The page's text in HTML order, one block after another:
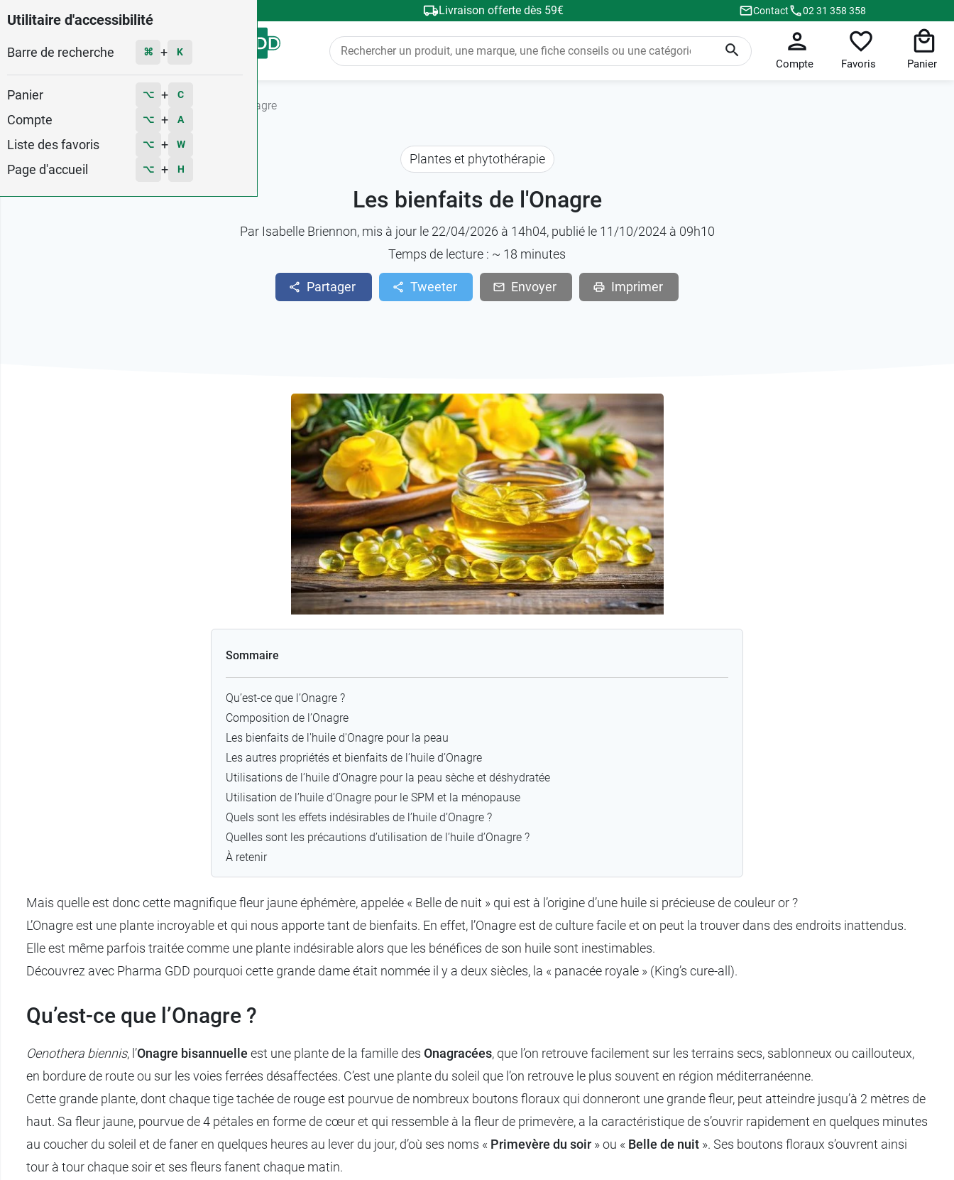
Utilitaire d'accessibilité
Barre de recherche ⌘ + K
Panier ⌥ + C
Compte ⌥ + A
Liste des favoris ⌥ + W
Page d'accueil ⌥ + H
Livraison offerte dès 59€ Contact 02 31 358 358
Menu
Compte Favoris Panier
Les bienfaits de l'Onagre
Plantes et phytothérapie
Les bienfaits de l'Onagre
Par Isabelle Briennon, mis à jour le 22/04/2026 à 14h04, publié le 11/10/2024 à 09h10
Temps de lecture : ~ 18 minutes
Partager Tweeter Envoyer Imprimer
Sommaire
Qu’est-ce que l’Onagre ?
Composition de l’Onagre
Les bienfaits de l'huile d'Onagre pour la peau
Les autres propriétés et bienfaits de l’huile d’Onagre
Utilisations de l’huile d’Onagre pour la peau sèche et déshydratée
Utilisation de l’huile d’Onagre pour le SPM et la ménopause
Quels sont les effets indésirables de l’huile d’Onagre ?
Quelles sont les précautions d’utilisation de l’huile d’Onagre ?
À retenir
Mais quelle est donc cette magnifique fleur jaune éphémère, appelée « Belle de nuit » qui est à l’origine d’une huile si précieuse de couleur or ?
L’Onagre est une plante incroyable et qui nous apporte tant de bienfaits. En effet, l’Onagre est de culture facile et on peut la trouver dans des endroits inattendus.
Elle est même parfois traitée comme une plante indésirable alors que les bénéfices de son huile sont inestimables.
Découvrez avec Pharma GDD pourquoi cette grande dame était nommée il y a deux siècles, la « panacée royale » (King’s cure-all).
Qu’est-ce que l’Onagre ?
Oenothera biennis, l’Onagre bisannuelle est une plante de la famille des Onagracées, que l’on retrouve facilement sur les terrains secs, sablonneux ou caillouteux,
en bordure de route ou sur les voies ferrées désaffectées. C’est une plante du soleil que l’on retrouve le plus souvent en région méditerranéenne.
Cette grande plante, dont chaque tige tachée de rouge est pourvue de nombreux boutons floraux qui donneront une grande fleur, peut atteindre jusqu’à 2 mètres de
haut. Sa fleur jaune, pourvue de 4 pétales en forme de cœur et qui ressemble à la fleur de primevère, a la caractéristique de s’ouvrir rapidement en quelques minutes
au coucher du soleil et de faner en quelques heures au lever du jour, d’où ses noms « Primevère du soir » ou « Belle de nuit ». Ses boutons floraux s’ouvrent ainsi
tour à tour chaque soir et ses fleurs fanent chaque matin.